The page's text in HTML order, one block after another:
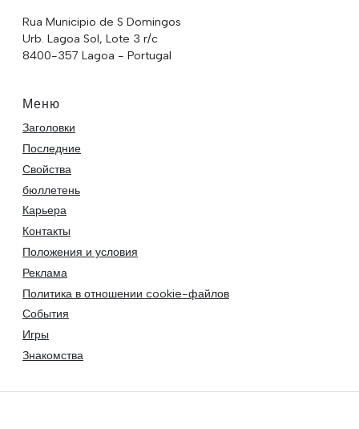
Rua Municipio de S Domingos
Urb. Lagoa Sol, Lote 3 r/c
8400-357 Lagoa - Portugal
Меню
Заголовки
Последние
Свойства
бюллетень
Карьера
Контакты
Положения и условия
Реклама
Политика в отношении cookie-файлов
События
Игры
Знакомства